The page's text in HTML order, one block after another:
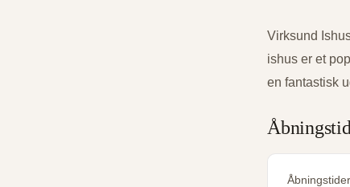
Virksund
ishus er et
en fantastisk